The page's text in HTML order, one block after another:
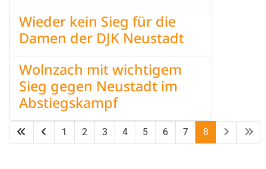
Wieder kein Sieg für die
Damen der DJK Neustadt
Wolnzach mit wichtigem
Sieg gegen Neustadt im
Abstiegskampf
Seite 8 von 8
1 2 3 4 5 6 7 8